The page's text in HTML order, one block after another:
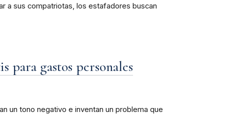
a sus compatriotas, los estafadores buscan
para gastos personales
un tono negativo e inventan un problema que